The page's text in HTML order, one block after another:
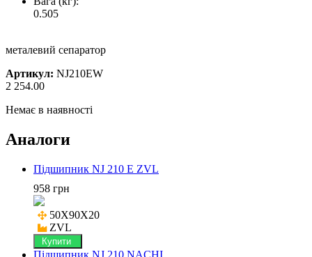
0.505
металевий сепаратор
Артикул: NJ210EW
2 254.00
Немає в наявності
Аналоги
Підшипник NJ 210 E ZVL
958 грн
50X90X20
ZVL
Купити
Підшипник NJ 210 NACHI